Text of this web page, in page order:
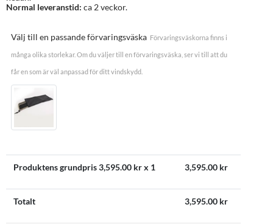
Normal leveranstid: ca 2 veckor.
Välj till en passande förvaringsväska Förvaringsväskorna finns i
många olika storlekar. Om du väljer till en förvaringsväska, ser vi till att du
får en som är väl anpassad för ditt vindskydd.
Produktens grundpris3,595.00 kr x 1 3,595.00 kr
Totalt 3,595.00 kr